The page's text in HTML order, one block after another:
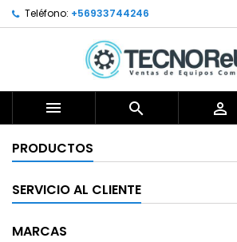
Teléfono: +56933744246
  
PRODUCTOS
SERVICIO AL CLIENTE
MARCAS